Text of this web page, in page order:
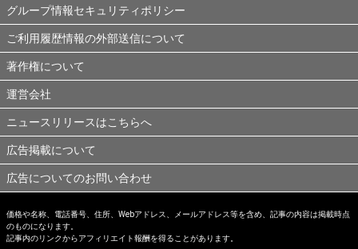
グループ情報セキュリティポリシー
ご利用履歴情報の外部送信について
著作権について
運営会社
ニュースリリースはこちらへ
広告掲載について
広告についてのお問い合わせ
価格や名称、電話番号、住所、Webアドレス、メールアドレス等を含め、記事の内容は掲載時点
のものになります。
記事内のリンクからアフィリエイト報酬を得ることがあります。